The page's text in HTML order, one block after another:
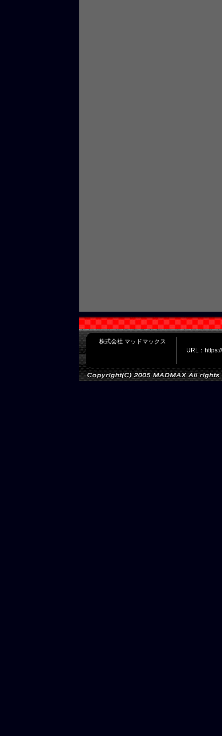
株式会社 マッドマックス
URL：